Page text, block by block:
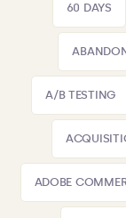
60 DAYS
A/B TESTING
ADOBE